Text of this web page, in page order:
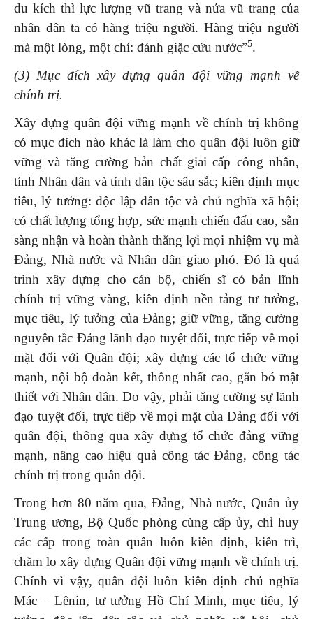
du kích thì lực lượng vũ trang và nửa vũ trang của
nhân dân ta có hàng triệu người. Hàng triệu người
mà một lòng, một chí: đánh giặc cứu nước”5.
(3) Mục đích xây dựng quân đội vững mạnh về
chính trị.
Xây dựng quân đội vững mạnh về chính trị không
có mục đích nào khác là làm cho quân đội luôn giữ
vững và tăng cường bản chất giai cấp công nhân,
tính Nhân dân và tính dân tộc sâu sắc; kiên định mục
tiêu, lý tưởng: độc lập dân tộc và chủ nghĩa xã hội;
có chất lượng tổng hợp, sức mạnh chiến đấu cao, sẵn
sàng nhận và hoàn thành thắng lợi mọi nhiệm vụ mà
Đảng, Nhà nước và Nhân dân giao phó. Đó là quá
trình xây dựng cho cán bộ, chiến sĩ có bản lĩnh
chính trị vững vàng, kiên định nền tảng tư tưởng,
mục tiêu, lý tưởng của Đảng; giữ vững, tăng cường
nguyên tắc Đảng lãnh đạo tuyệt đối, trực tiếp về mọi
mặt đối với Quân đội; xây dựng các tổ chức vững
mạnh, nội bộ đoàn kết, thống nhất cao, gắn bó mật
thiết với Nhân dân. Do vậy, phải tăng cường sự lãnh
đạo tuyệt đối, trực tiếp về mọi mặt của Đảng đối với
quân đội, thông qua xây dựng tổ chức đảng vững
mạnh, nâng cao hiệu quả công tác Đảng, công tác
chính trị trong quân đội.
Trong hơn 80 năm qua, Đảng, Nhà nước, Quân ủy
Trung ương, Bộ Quốc phòng cùng cấp ủy, chỉ huy
các cấp trong toàn quân luôn kiên định, kiên trì,
chăm lo xây dựng Quân đội vững mạnh về chính trị.
Chính vì vậy, quân đội luôn kiên định chủ nghĩa
Mác – Lênin, tư tưởng Hồ Chí Minh, mục tiêu, lý